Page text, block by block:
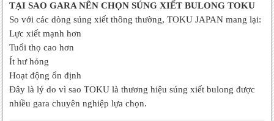
TẠI SAO GARA NÊN CHỌN SÚNG XIẾT BULONG TOKU
So với các dòng súng xiết thông thường, TOKU JAPAN mang lại:
Lực xiết mạnh hơn
Tuổi thọ cao hơn
Ít hư hỏng
Hoạt động ổn định
Đây là lý do vì sao TOKU là thương hiệu súng xiết bulong được
nhiều gara chuyên nghiệp lựa chọn.